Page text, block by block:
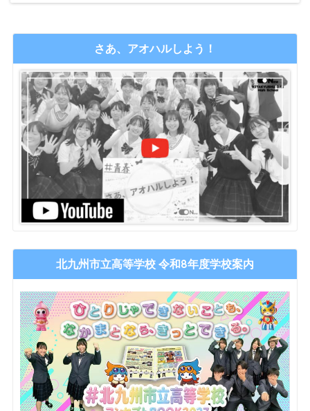
さあ、アオハルしよう！
北九州市立高等学校 令和8年度学校案内